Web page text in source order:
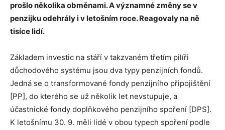
prošlo několika obměnami. A významné změny se v
penzijku odehrály i v letošním roce. Reagovaly na ně
tisíce lidí.
Základem investic na stáří v takzvaném třetím pilíři
důchodového systému jsou dva typy penzijních fondů.
Jedná se o transformované fondy penzijního připojištění
[PP], do kterého se už několik let nevstupuje, a
účastnické fondy doplňkového penzijního spoření [DPS].
K letošnímu 30. 9. měli lidé v obou typech spoření podle